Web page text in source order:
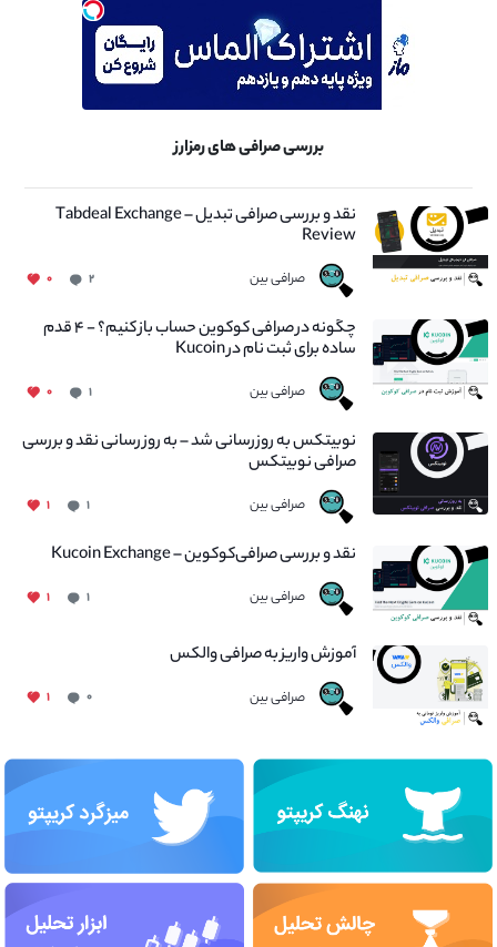
بررسی صرافی های رمزارز
نقد و بررسی صرافی تبدیل – Tabdeal Exchange
Review
صرافی بین ۲ ۰
چگونه در صرافی کوکوین حساب باز کنیم؟ - ۴ قدم
ساده برای ثبت نام در Kucoin
صرافی بین ۱ ۰
نوبیتکس به روزرسانی شد – به روز رسانی نقد و بررسی
صرافی نوبیتکس
صرافی بین ۱ ۱
نقد و بررسی صرافی‌کوکوین – Kucoin Exchange
صرافی بین ۱ ۱
آموزش واریز به صرافی والکس
صرافی بین ۰ ۱